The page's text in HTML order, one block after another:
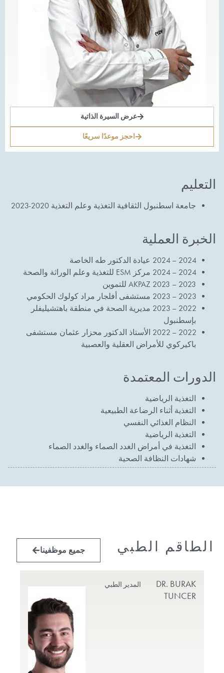
عرض السيرة الذاتية
احجز موعدًا سريعًا
التعليم
جامعة اسطنبول الثقافية التغذية وعلم التغذية 2020-2023
الخبرة العملية
2024 – 2024 عيادة الدكتور طه الخاصة
2024 – 2024 مركز ESM للتغذية وعلم الوراثة والصحة
2023 – 2023 AKPAZ للتموين
2023 – 2023 مستشفى أفلجار مراد كولوك الحكومي
2022 – 2023 مديرية الصحة في منطقة باهتشيليفلر
بإسطنبول
2022 – 2022 الأستاذ الدكتور محزار عثمان مستشفى
باكيركوي للأمراض العقلية والعصبية
الدورات المعتمدة
التغذية الرياضية
التغذية أثناء الرضاعة الطبيعية
النظام الغذائي النفسي
التغذية الرياضية
التغذية في أمراض الغدد الصماء والغدد الصماء
شهادات النظافة الصحية
الطاقم الطبي جميع موظفينا
DR. BURAK
TUNCER
المدير الطبي